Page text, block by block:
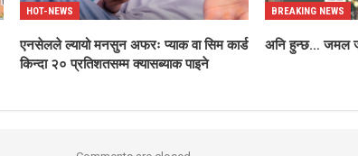
HOT-NEWS
एनसेलले ल्यायो मनसुन अफरः प्याक वा सिम कार्ड
किन्दा २० प्रतिशतसम्म क्यासब्याक पाइने
BREAKING NEWS
अनि हुन्छ… जमल